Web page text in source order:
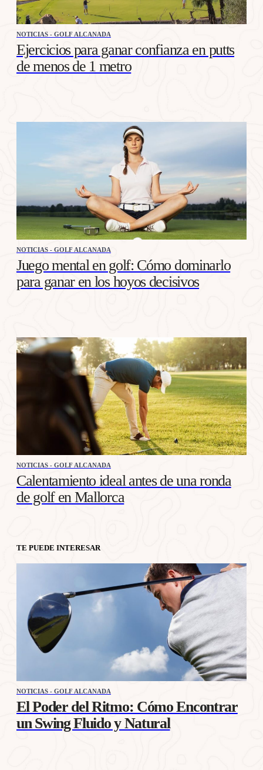
NOTICIAS - GOLF ALCANADA
Ejercicios para ganar confianza en putts
de menos de 1 metro
NOTICIAS - GOLF ALCANADA
Juego mental en golf: Cómo dominarlo
para ganar en los hoyos decisivos
NOTICIAS - GOLF ALCANADA
Calentamiento ideal antes de una ronda
de golf en Mallorca
TE PUEDE INTERESAR
NOTICIAS - GOLF ALCANADA
El Poder del Ritmo: Cómo Encontrar
un Swing Fluido y Natural